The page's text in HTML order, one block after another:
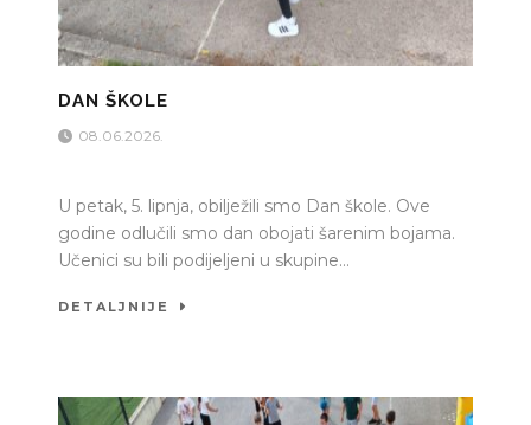
DAN ŠKOLE
08.06.2026.
U petak, 5. lipnja, obilježili smo Dan škole. Ove
godine odlučili smo dan obojati šarenim bojama.
Učenici su bili podijeljeni u skupine...
DETALJNIJE